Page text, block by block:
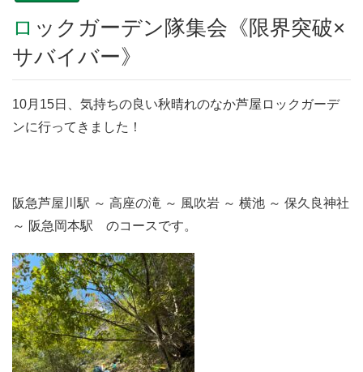
ロックガーデン隊集会《限界突破×
サバイバー》
10月15日、気持ちの良い秋晴れのなか芦屋ロックガーデ
ンに行ってきました！
阪急芦屋川駅 ～ 高座の滝 ～ 風吹岩 ～ 横池 ～ 保久良神社
～ 阪急岡本駅 のコースです。